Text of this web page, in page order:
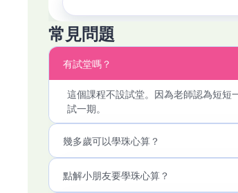
常見問題
有試堂嗎？
這個課程不設試堂。因為老師認為短短
試一期。
幾多歲可以學珠心算？
點解小朋友要學珠心算？